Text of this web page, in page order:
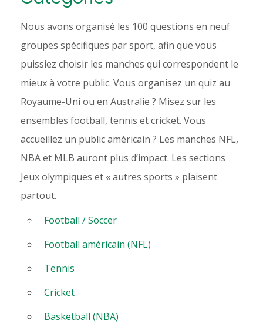
Nous avons organisé les 100 questions en neuf
groupes spécifiques par sport, afin que vous
puissiez choisir les manches qui correspondent le
mieux à votre public. Vous organisez un quiz au
Royaume-Uni ou en Australie ? Misez sur les
ensembles football, tennis et cricket. Vous
accueillez un public américain ? Les manches NFL,
NBA et MLB auront plus d’impact. Les sections
Jeux olympiques et « autres sports » plaisent
partout.
Football / Soccer
Football américain (NFL)
Tennis
Cricket
Basketball (NBA)